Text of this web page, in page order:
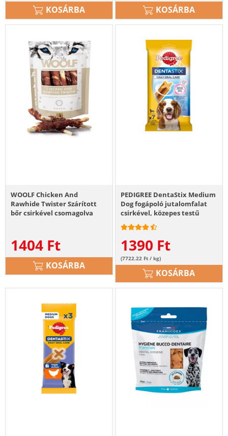
KOSÁRBA KOSÁRBA
WOOLF Chicken And
Rawhide Twister Szárított
bőr csirkével csomagolva
1404 Ft
KOSÁRBA
PEDIGREE DentaStix Medium
Dog fogápoló jutalomfalat
csirkével, közepes testű
felnőtt kutyáknak 7db - 180g
1390 Ft
(7722.22 Ft / kg)
KOSÁRBA